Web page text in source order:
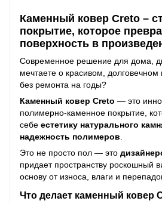
Каменный ковер Creto –
покрытие, которое
поверхность в
Современное решение для дома,
мечтаете о красивом,
без ремонта на годы?
Каменный ковер Creto — это
полимерно-каменное покрытие,
себе естетику натурального
надежность полимеров
Это не просто пол — это
придает пространству роскошный
основу от износа, влаги и
Что делает каменный ковер